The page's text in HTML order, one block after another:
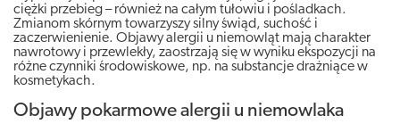
ciężki przebieg – również na całym tułowiu i pośladkach.
Zmianom skórnym towarzyszy silny świąd, suchość i
zaczerwienienie. Objawy alergii u niemowląt mają charakter
nawrotowy i przewlekły, zaostrzają się w wyniku ekspozycji na
różne czynniki środowiskowe, np. na substancje drażniące w
kosmetykach.
Objawy pokarmowe alergii u niemowlaka